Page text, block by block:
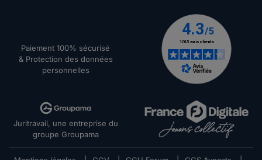
Paiement 100% sécurisé
& Protection des données
personnelles
Juritravail, une entreprise du
groupe Groupama